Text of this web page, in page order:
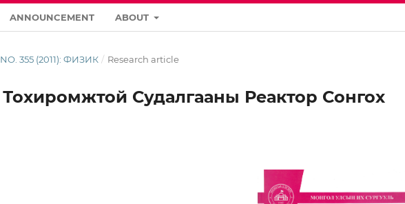
ANNOUNCEMENT ABOUT
NO. 355 (2011): ФИЗИК / Research article
Судалгааны Реактор Сонгох